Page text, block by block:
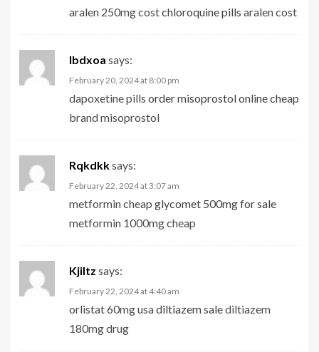
aralen 250mg costchloroquine pills aralen cost
Ibdxoa says:
February 20, 2024 at 8:00 pm
dapoxetine pills order misoprostol online cheap
brand misoprostol
Rqkdkksays:
February 22, 2024 at 3:07 am
metformin cheap glycomet 500mg for sale
metformin 1000mg cheap
Kjiltz says:
February 22, 2024 at 4:40 am
orlistat 60mg usadiltiazem salediltiazem
180mg drug